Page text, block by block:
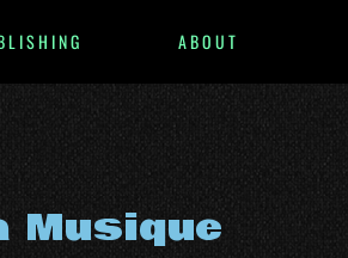
ABOUT
Musique